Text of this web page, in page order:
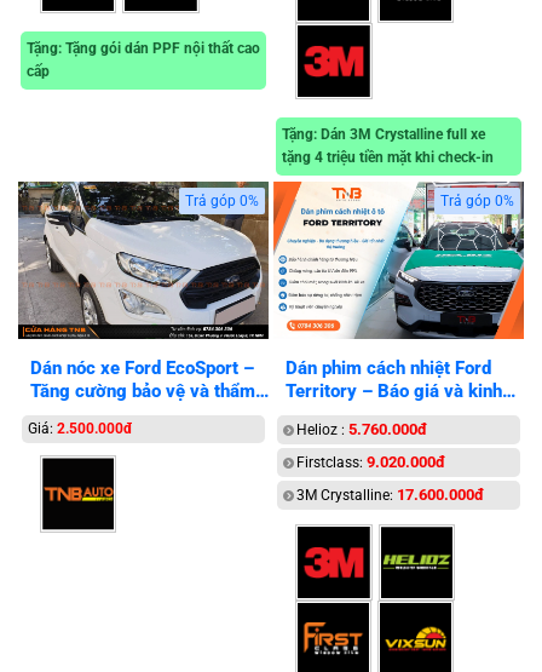
Tặng: Tặng gói dán PPF nội thất cao
cấp
Tặng: Dán 3M Crystalline full xe
tặng 4 triệu tiền mặt khi check-in
Trả góp 0%
Dán nóc xe Ford EcoSport –
Tăng cường bảo vệ và thẩm
mỹ
Giá: 2.500.000đ
Trả góp 0%
Dán phim cách nhiệt Ford
Territory – Báo giá và kinh
nghiệm
Helioz : 5.760.000đ
Firstclass: 9.020.000đ
3M Crystalline: 17.600.000đ